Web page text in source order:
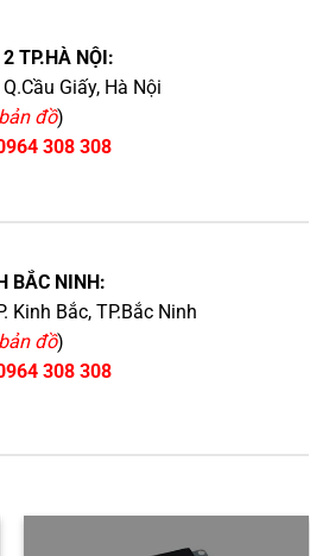
TP.HÀ NỘI:
Giấy, Hà Nội
đồ)
308 308
BẮC NINH:
Kinh Bắc, TP.Bắc Ninh
đồ)
308 308